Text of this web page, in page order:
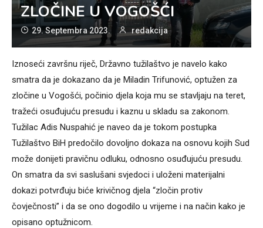
ZLOČINE U VOGOŠĆI
29. Septembra 2023. redakcija
Iznoseći završnu riječ, Državno tužilaštvo je navelo kako
smatra da je dokazano da je Miladin Trifunović, optužen za
zločine u Vogošći, počinio djela koja mu se stavljaju na teret,
tražeći osuđujuću presudu i kaznu u skladu sa zakonom.
Tužilac Adis Nuspahić je naveo da je tokom postupka
Tužilaštvo BiH predočilo dovoljno dokaza na osnovu kojih Sud
može donijeti pravičnu odluku, odnosno osuđujuću presudu.
On smatra da svi saslušani svjedoci i uloženi materijalni
dokazi potvrđuju biće krivičnog djela “zločin protiv
čovječnosti” i da se ono dogodilo u vrijeme i na način kako je
opisano optužnicom.